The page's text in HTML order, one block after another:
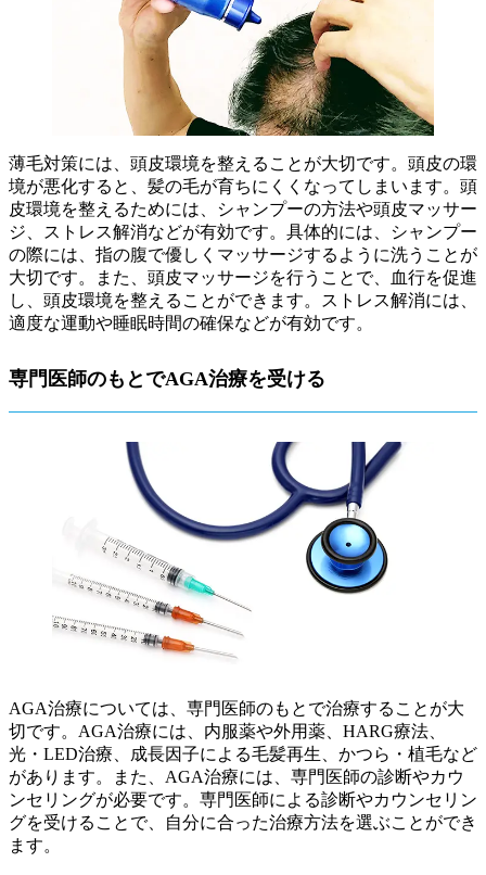
薄毛対策には、頭皮環境を整えることが大切です。頭皮の環
境が悪化すると、髪の毛が育ちにくくなってしまいます。頭
皮環境を整えるためには、シャンプーの方法や頭皮マッサー
ジ、ストレス解消などが有効です。具体的には、シャンプー
の際には、指の腹で優しくマッサージするように洗うことが
大切です。また、頭皮マッサージを行うことで、血行を促進
し、頭皮環境を整えることができます。ストレス解消には、
適度な運動や睡眠時間の確保などが有効です。
専門医師のもとでAGA治療を受ける
AGA治療については、専門医師のもとで治療することが大
切です。AGA治療には、内服薬や外用薬、HARG療法、
光・LED治療、成長因子による毛髪再生、かつら・植毛など
があります。また、AGA治療には、専門医師の診断やカウ
ンセリングが必要です。専門医師による診断やカウンセリン
グを受けることで、自分に合った治療方法を選ぶことができ
ます。